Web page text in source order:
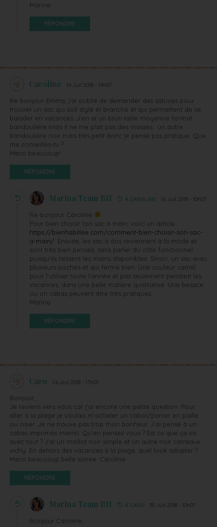
Marina
RÉPONDRE
Caroline 14 Juil 2018 - 19h07
Re bonjour Emma, j’ai oublié de demander des astuces pour
trouver un sac qui soit stylé et branché et qui permettent de se
balader en vacances. J’en ai un brun taille moyenne format
bandoulière mais il ne me plait pas des masses.. un autre
bandoulière noir mais très petit donc je pense pas pratique. Que
me conseilles-tu ?
Merci beaucoup!
RÉPONDRE
Marina Team BH À CAROLINE 16 Juil 2018 - 10h07
Re-bonjour Caroline
Pour bien choisir ton sac à main, voici un article :
https://bienhabillee.com/comment-bien-choisir-son-sac-
a-main/ . Ensuite, les sac à dos reviennent à la mode et
sont très bien pensés, sans parler du côté fonctionnel
puisqu’ils laissent les mains disponibles. Sinon, un sac avec
plusieurs poches et qui ferme bien. Une couleur camel
pour l’utiliser toute l’année et pas seulement pendant les
vacances, dans une belle matière qualitative. Une besace
ou un cabas peuvent être très pratiques.
Marina
RÉPONDRE
Caro 26 Juil 2018 - 17h07
Bonjour,
Je reviens vers vous car j’ai encore une petite question. Pour
aller à la plage je voulais m’acheter un cabas/panier en paille
ou osier. Je ne trouve pas trop mon bonheur. J’ai pensé à un
cabas imprimés marrin. Qu’en pensez vous ? Est ce que ça va
avec tout ? J’ai un maillot noir simple et un autre noir carreaux
vichy. En dehors des vacances à la plage, quel look adopter ?
Merci beaucoup belle soirée. Caroline
RÉPONDRE
Marina Team BH À CARO 30 Juil 2018 - 10h07
Bonjour Caroline,